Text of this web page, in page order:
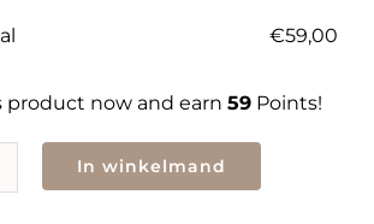
€59,00
product now and earn 59 Points!
In winkelmand